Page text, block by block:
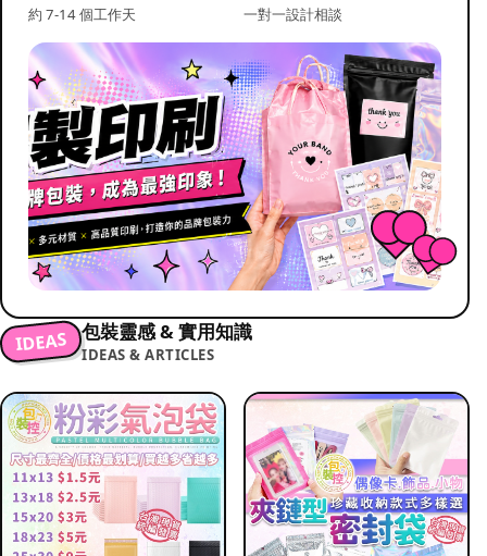
約 7-14 個工作天 一對一設計相談
IDEAS 包裝靈感 & 實用知識
IDEAS & ARTICLES